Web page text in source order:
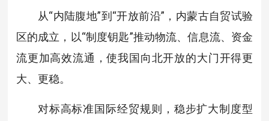
从“内陆腹地”到“开放前沿”，内蒙古自贸试验
区的成立，以“制度钥匙”推动物流、信息流、资金
流更加高效流通，使我国向北开放的大门开得更
大、更稳。
对标高标准国际经贸规则，稳步扩大制度型